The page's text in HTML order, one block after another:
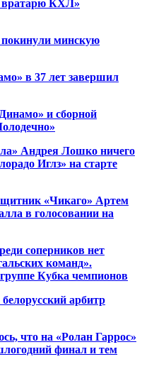
вратарю КХЛ»
покинули минскую
в 37 лет завершил
и сборной
Андрея Лошко ничего
Иглз» на старте
«Чикаго» Артем
в голосовании на
соперников нет
команд».
Кубка чемпионов
арбитр
что на «Ролан Гаррос»
финал и тем